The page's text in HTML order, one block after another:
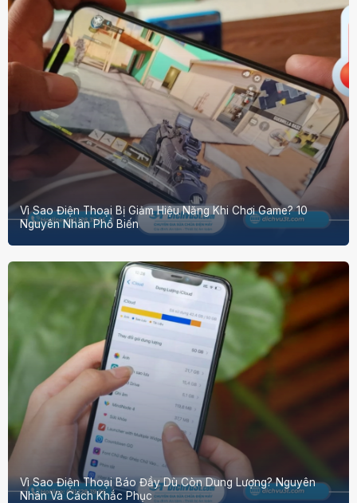
Vì Sao Điện Thoại Bị Giảm Hiệu Năng Khi Chơi Game? 10
Nguyên Nhân Phổ Biến
Vì Sao Điện Thoại Báo Đầy Dù Còn Dung Lượng? Nguyên
Nhân Và Cách Khắc Phục